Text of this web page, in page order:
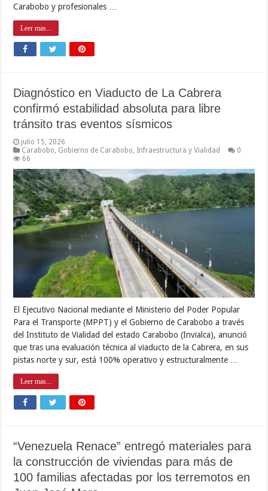
Carabobo y profesionales …
Leer mas...
Diagnóstico en Viaducto de La Cabrera
confirmó estabilidad absoluta para libre
tránsito tras eventos sísmicos
julio 15, 2026
Carabobo, Gobierno de Carabobo, Infraestructura y Vialidad
0
66
El Ejecutivo Nacional mediante el Ministerio del Poder Popular
Para el Transporte (MPPT) y el Gobierno de Carabobo a través
del Instituto de Vialidad del estado Carabobo (Invialca), anunció
que tras una evaluación técnica al viaducto de la Cabrera, en sus
pistas norte y sur, está 100% operativo y estructuralmente …
Leer mas...
“Venezuela Renace” entregó materiales para
la construcción de viviendas para más de
100 familias afectadas por los terremotos en